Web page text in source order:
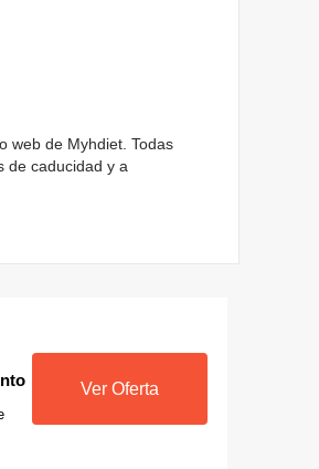
web de Myhdiet. Todas
de caducidad y a
Ver Oferta